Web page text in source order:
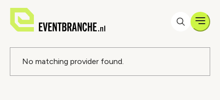
Foutmelding
No matching provider found.